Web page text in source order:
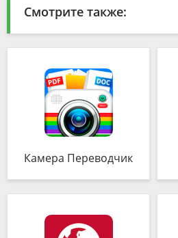
Смотрите также:
Камера Переводчик